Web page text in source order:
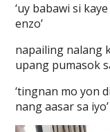
‘uy babawi si
enzo’
napailing nalang
upang pumasok
‘tingnan mo yon
nang aasar sa iyo’